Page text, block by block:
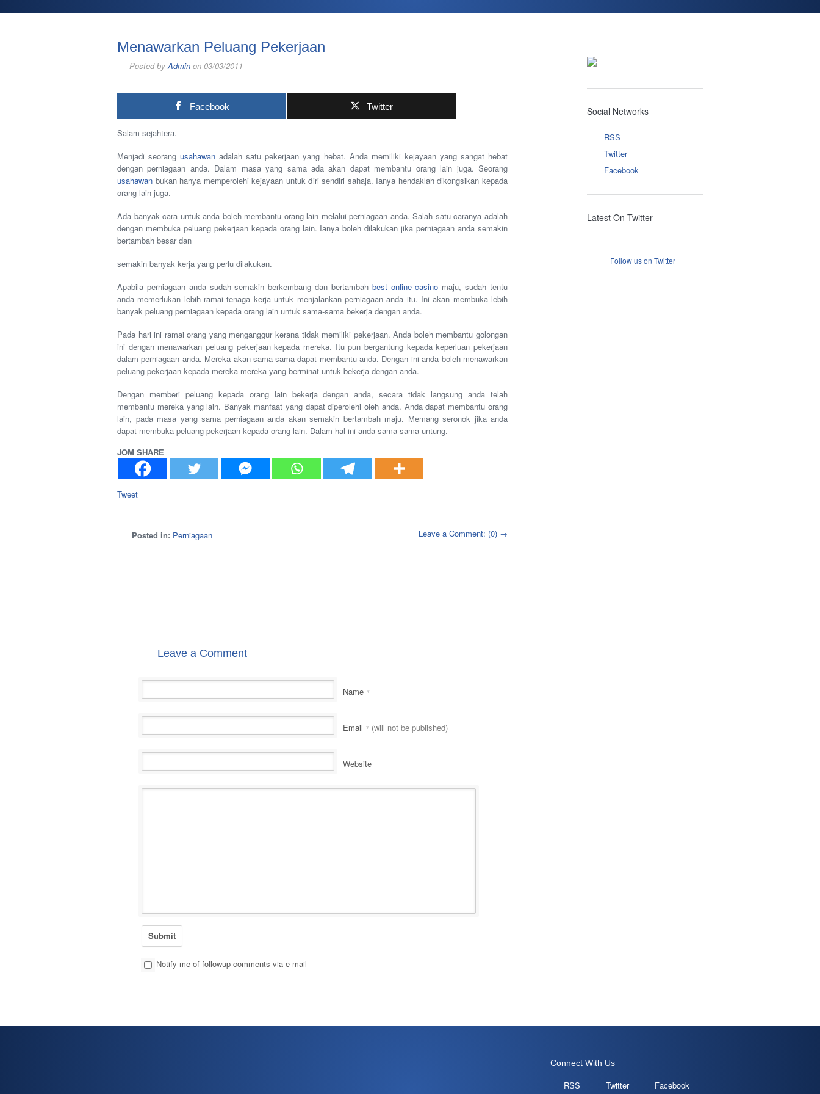
Menawarkan Peluang Pekerjaan
Posted byAdmin on 03/03/2011
Facebook Twitter
Salam sejahtera.
Menjadi seorangusahawan adalah satu pekerjaan yang hebat. Anda memiliki kejayaan yang sangat hebat
dengan perniagaan anda. Dalam masa yang sama ada akan dapat membantu orang lain juga. Seorang
usahawan bukan hanya memperolehi kejayaan untuk diri sendiri sahaja. Ianya hendaklah dikongsikan kepada
orang lain juga.
Ada banyak cara untuk anda boleh membantu orang lain melalui perniagaan anda. Salah satu caranya adalah
dengan membuka peluang pekerjaan kepada orang lain. Ianya boleh dilakukan jika perniagaan anda semakin
bertambah besar dan
semakin banyak kerja yang perlu dilakukan.
Apabila perniagaan anda sudah semakin berkembang dan bertambah best online casino maju, sudah tentu
anda memerlukan lebih ramai tenaga kerja untuk menjalankan perniagaan anda itu. Ini akan membuka lebih
banyak peluang perniagaan kepada orang lain untuk sama-sama bekerja dengan anda.
Pada hari ini ramai orang yang menganggur kerana tidak memiliki pekerjaan. Anda boleh membantu golongan
ini dengan menawarkan peluang pekerjaan kepada mereka. Itu pun bergantung kepada keperluan pekerjaan
dalam perniagaan anda. Mereka akan sama-sama dapat membantu anda. Dengan ini anda boleh menawarkan
peluang pekerjaan kepada mereka-mereka yang berminat untuk bekerja dengan anda.
Dengan memberi peluang kepada orang lain bekerja dengan anda, secara tidak langsung anda telah
membantu mereka yang lain. Banyak manfaat yang dapat diperolehi oleh anda. Anda dapat membantu orang
lain, pada masa yang sama perniagaan anda akan semakin bertambah maju. Memang seronok jika anda
dapat membuka peluang pekerjaan kepada orang lain. Dalam hal ini anda sama-sama untung.
JOM SHARE
Tweet
Posted in: Perniagaan Leave a Comment: (0) →
Leave a Comment
Name *
Email * (will not be published)
Website
Notify me of followup comments via e-mail
Social Networks
RSS
Twitter
Facebook
Latest On Twitter
Follow us on Twitter
Connect With Us
RSS Twitter Facebook